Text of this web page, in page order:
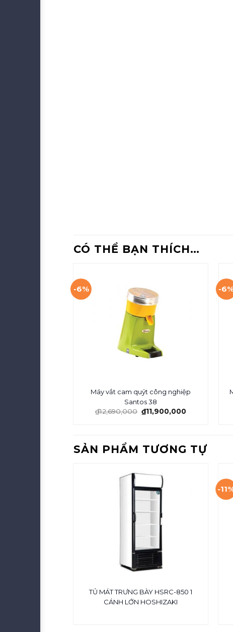
CÓ THỂ BẠN THÍCH…
-6%
Máy vắt cam quýt công nghiệp
Santos 38
₫12,690,000 ₫11,900,000
-
SẢN PHẨM TƯƠNG TỰ
TỦ MÁT TRƯNG BÀY HSRC-850 1
CÁNH LỚN HOSHIZAKI
-